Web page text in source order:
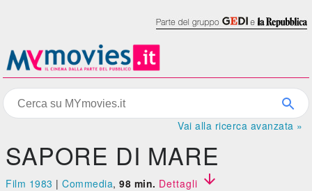
Vai alla ricerca avanzata »
SAPORE DI MARE
Film 1983 |Commedia,98 min. Dettagli 